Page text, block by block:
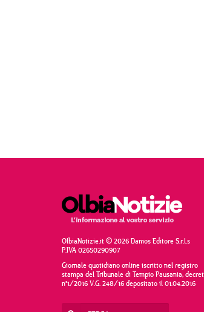
OlbiaNotizie.it © 2026 Damos Editore S.r.l.s
P.IVA 02650290907
Giornale quotidiano online iscritto nel registro
stampa del Tribunale di Tempio Pausania,
n°1/2016 V.G. 248/16 depositato il 01.04.2016